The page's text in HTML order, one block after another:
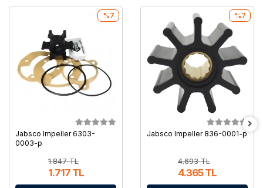
Jabsco Impeller 6303-
0003-p
1.847 TL
1.717 TL
%7
Jabsco Impeller 836-0001-p
4.693 TL
4.365 TL
%7